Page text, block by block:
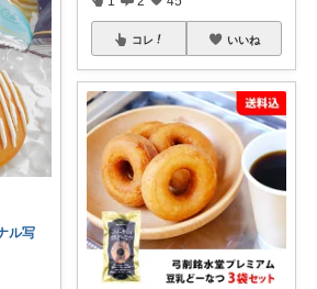
ル写
コレ いいね